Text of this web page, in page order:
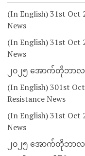
(In English) 31st Oct
News
(In English) 31st Oct
News
၂၀၂၅ အောက်တိုဘာ
(In English) 301st
Resistance News
(In English) 31st Oct
News
၂၀၂၅ အောက်တိုဘာ